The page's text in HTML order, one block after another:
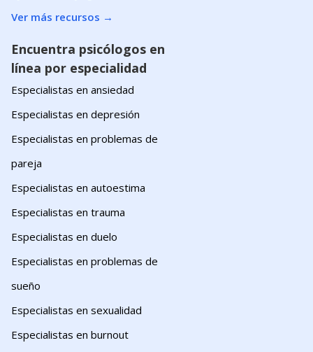
Ver más recursos →
Encuentra psicólogos en
línea por especialidad
Especialistas en ansiedad
Especialistas en depresión
Especialistas en problemas de
pareja
Especialistas en autoestima
Especialistas en trauma
Especialistas en duelo
Especialistas en problemas de
sueño
Especialistas en sexualidad
Especialistas en burnout